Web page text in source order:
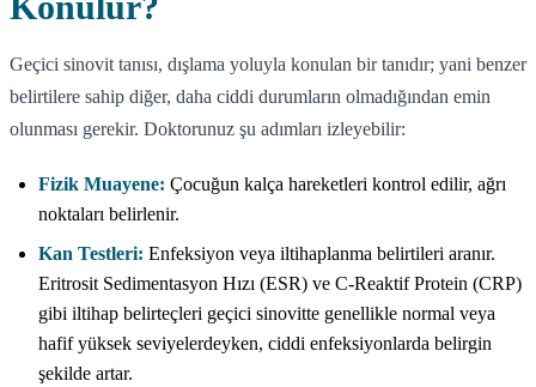
Geçici sinovit tanısı, dışlama yoluyla konulan bir tanıdır; yani benzer
belirtilere sahip diğer, daha ciddi durumların olmadığından emin
olunması gerekir. Doktorunuz şu adımları izleyebilir:
Fizik Muayene: Çocuğun kalça hareketleri kontrol edilir, ağrı
noktaları belirlenir.
Kan Testleri: Enfeksiyon veya iltihaplanma belirtileri aranır.
Eritrosit Sedimentasyon Hızı (ESR) ve C-Reaktif Protein (CRP)
gibi iltihap belirteçleri geçici sinovitte genellikle normal veya
hafif yüksek seviyelerdeyken, ciddi enfeksiyonlarda belirgin
şekilde artar.